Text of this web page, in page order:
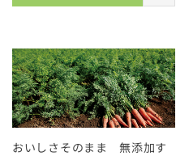
おいしさそのまま 無添加す